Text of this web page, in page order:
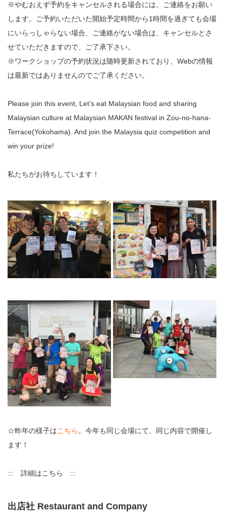
※やむおえず予約をキャンセルされる場合には、 ご連絡をお願い
します。 ご予約いただいた開始予定時間から1時間を過ぎても会場
にいらっ しゃらない場合、ご連絡がない場合は、 キャンセルとさ
せていただきますので、ご了承下さい。
※ワークショップの予約状況は随時更新されており、 Webの情報
は最新ではありませんのでご了承ください。
Please join this event, Let’s eat Malaysian food and sharing
Malaysian culture at Malaysian MAKAN festival in Zou-no-hana-
Terrace(Yokohama). And join the Malaysia quiz competition and
win your prize!
私たちがお待ちしています！
☆昨年の様子はこちら 。今年も同じ会場にて、同じ内容で開催し
ます！
::: 詳細はこちら :::
出店社 Restaurant and Company